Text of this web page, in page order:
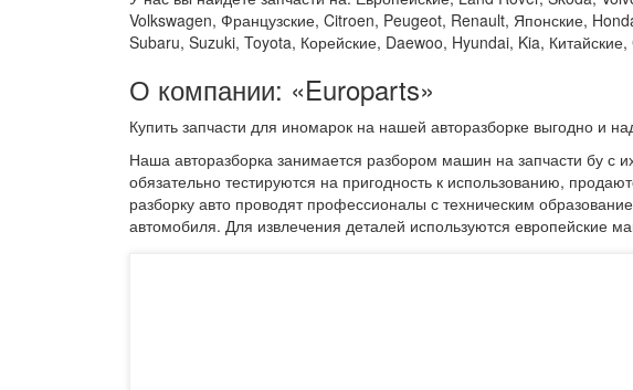
Volkswagen, Французские, Citroen, Peugeot, Renault, Японские,
Subaru, Suzuki, Toyota, Корейские, Daewoo, Hyundai, Kia,
О компании: «Europarts»
Купить запчасти для иномарок на нашей авторазборке выгодно и
Наша авторазборка занимается разбором машин на запчасти бу с
обязательно тестируются на пригодность к использованию,
разборку авто проводят профессионалы с техническим
автомобиля. Для извлечения деталей используются европейские